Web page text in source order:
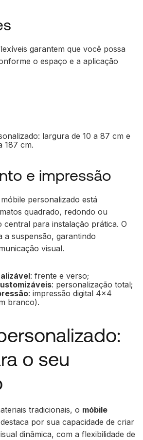
garantem que você possa
o espaço e a aplicação
largura de 10 a 87 cm e
187 cm.
e impressão
personalizado está
quadrado, redondo ou
central para instalação prática. O
a suspensão, garantindo
visual.
: frente e verso;
: personalização total;
: impressão digital 4x4
branco).
o seu
tradicionais, o móbile
por sua capacidade de criar
dinâmica, com a flexibilidade de